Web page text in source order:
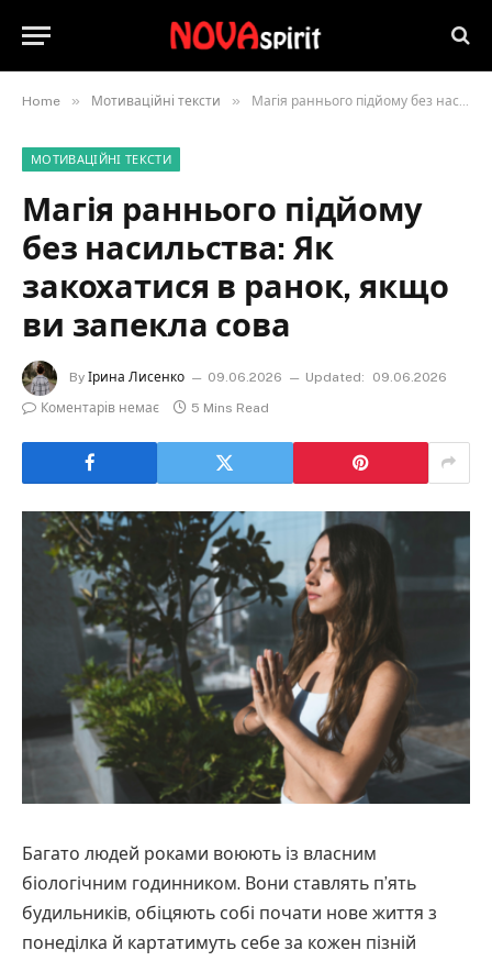
Home » Мотиваційні тексти » Магія раннього підйому без насильства: Як закохатися в ранок, якщо ви запекла сова
МОТИВАЦІЙНІ ТЕКСТИ
Магія раннього підйому
без насильства: Як
закохатися в ранок, якщо
ви запекла сова
By Ірина Лисенко 09.06.2026 Updated:
09.06.2026
Коментарів немає
5 Mins Read
Багато людей роками воюють із власним
біологічним годинником. Вони ставлять п’ять
будильників, обіцяють собі почати нове життя з
понеділка й картатимуть себе за кожен пізній